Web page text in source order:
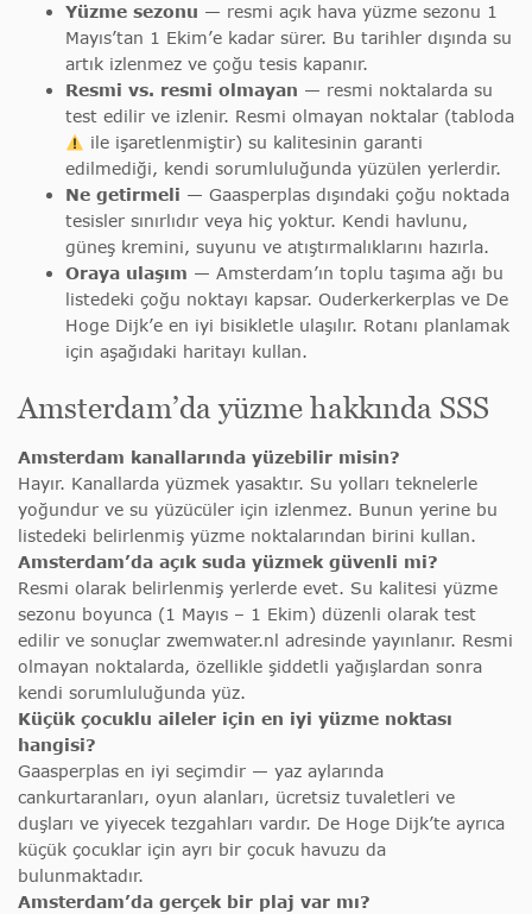
Yüzme sezonu — resmi açık hava yüzme sezonu 1
Mayıs’tan 1 Ekim’e kadar sürer. Bu tarihler dışında su
artık izlenmez ve çoğu tesis kapanır.
Resmi vs. resmi olmayan — resmi noktalarda su
test edilir ve izlenir. Resmi olmayan noktalar (tabloda
ile işaretlenmiştir) su kalitesinin garanti
edilmediği, kendi sorumluluğunda yüzülen yerlerdir.
Ne getirmeli — Gaasperplas dışındaki çoğu noktada
tesisler sınırlıdır veya hiç yoktur. Kendi havlunu,
güneş kremini, suyunu ve atıştırmalıklarını hazırla.
Oraya ulaşım — Amsterdam’ın toplu taşıma ağı bu
listedeki çoğu noktayı kapsar. Ouderkerkerplas ve De
Hoge Dijk’e en iyi bisikletle ulaşılır. Rotanı planlamak
için aşağıdaki haritayı kullan.
Amsterdam’da yüzme hakkında SSS
Amsterdam kanallarında yüzebilir misin?
Hayır. Kanallarda yüzmek yasaktır. Su yolları teknelerle
yoğundur ve su yüzücüler için izlenmez. Bunun yerine bu
listedeki belirlenmiş yüzme noktalarından birini kullan.
Amsterdam’da açık suda yüzmek güvenli mi?
Resmi olarak belirlenmiş yerlerde evet. Su kalitesi yüzme
sezonu boyunca (1 Mayıs – 1 Ekim) düzenli olarak test
edilir ve sonuçlar zwemwater.nl adresinde yayınlanır. Resmi
olmayan noktalarda, özellikle şiddetli yağışlardan sonra
kendi sorumluluğunda yüz.
Küçük çocuklu aileler için en iyi yüzme noktası
hangisi?
Gaasperplas en iyi seçimdir — yaz aylarında
cankurtaranları, oyun alanları, ücretsiz tuvaletleri ve
duşları ve yiyecek tezgahları vardır. De Hoge Dijk’te ayrıca
küçük çocuklar için ayrı bir çocuk havuzu da
bulunmaktadır.
Amsterdam’da gerçek bir plaj var mı?